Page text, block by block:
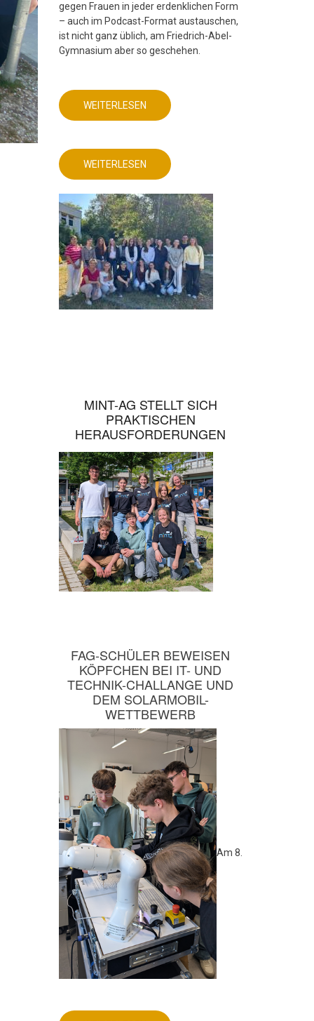
gegen Frauen in jeder erdenklichen Form
– auch im Podcast-Format austauschen,
ist nicht ganz üblich, am Friedrich-Abel-
Gymnasium aber so geschehen.
WEITERLESEN ÜBER
DEUTSCHUNTERRICHT
PRODUKT!
WEITERLESEN ÜBER
DEUTSCHUNTERRICHT
AKTUELLEM
DIGITALEN
PRODUKT!
MINT-AG STELLT SICH
PRAKTISCHEN
HERAUSFORDERUNGEN
FAG-SCHÜLER BEWEISEN
KÖPFCHEN BEI IT- UND
TECHNIK-CHALLANGE UND
DEM SOLARMOBIL-
WETTBEWERB
Am 8.